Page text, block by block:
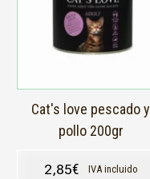
Cat's love pescado y
pollo 200gr
2,85€ IVA incluido